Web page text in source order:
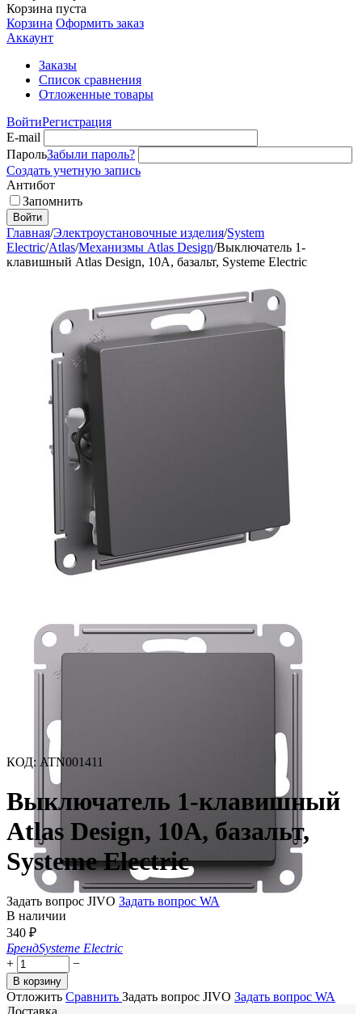
Корзина пуста
Корзина Оформить заказ
Аккаунт
Заказы
Список сравнения
Отложенные товары
ВойтиРегистрация
E-mail
ПарольЗабыли пароль?
Создать учетную запись
Антибот
Запомнить
Войти
Главная/Электроустановочные изделия/System
Electric/Atlas/Механизмы Atlas Design/Выключатель 1-
клавишный Atlas Design, 10A, базальт, Systeme Electric
КОД: ATN001411
Выключатель 1-клавишный
Atlas Design, 10A, базальт,
Systeme Electric
Задать вопрос JIVO Задать вопрос WA
В наличии
340 ₽
БрендSysteme Electric
+
−
В корзину
Отложить Сравнить Задать вопрос JIVO Задать вопрос WA
Доставка